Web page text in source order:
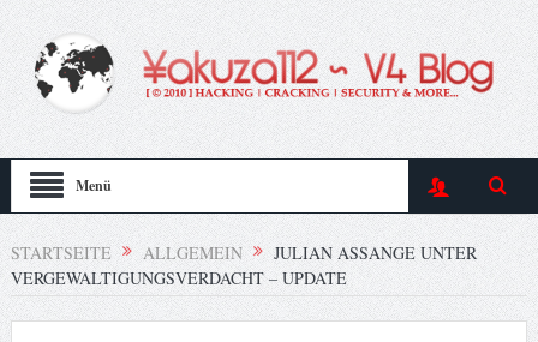
Menü
STARTSEITE ALLGEMEIN
JULIAN ASSANGE UNTER
VERGEWALTIGUNGSVERDACHT – UPDATE